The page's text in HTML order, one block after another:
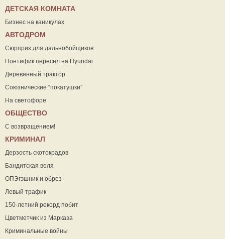
ДЕТСКАЯ КОМНАТА
Бизнес на каникулах
АВТОДРОМ
Сюрприз для дальнобойщиков
Понтифик пересел на Hyundai
Деревянный трактор
Союзнические “покатушки”
На светофоре
ОБЩЕСТВО
С возвращением!
КРИМИНАЛ
Дерзость скотокрадов
Бандитская воля
ОПЭгэшник и обрез
Левый трафик
150-летний рекорд побит
Цветметчик из Марказа
Криминальные войны